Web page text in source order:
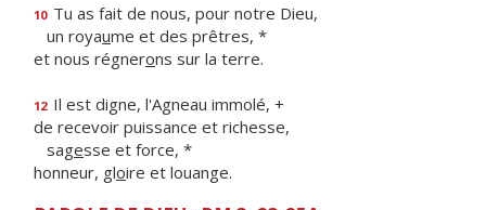
10 Tu as fait de nous, pour notre Dieu,
un royaume et des prêtres, *
et nous régnerons sur la terre.
12 Il est digne, l'Agneau immolé, +
de recevoir puissance et richesse,
sagesse et force, *
honneur, gloire et louange.